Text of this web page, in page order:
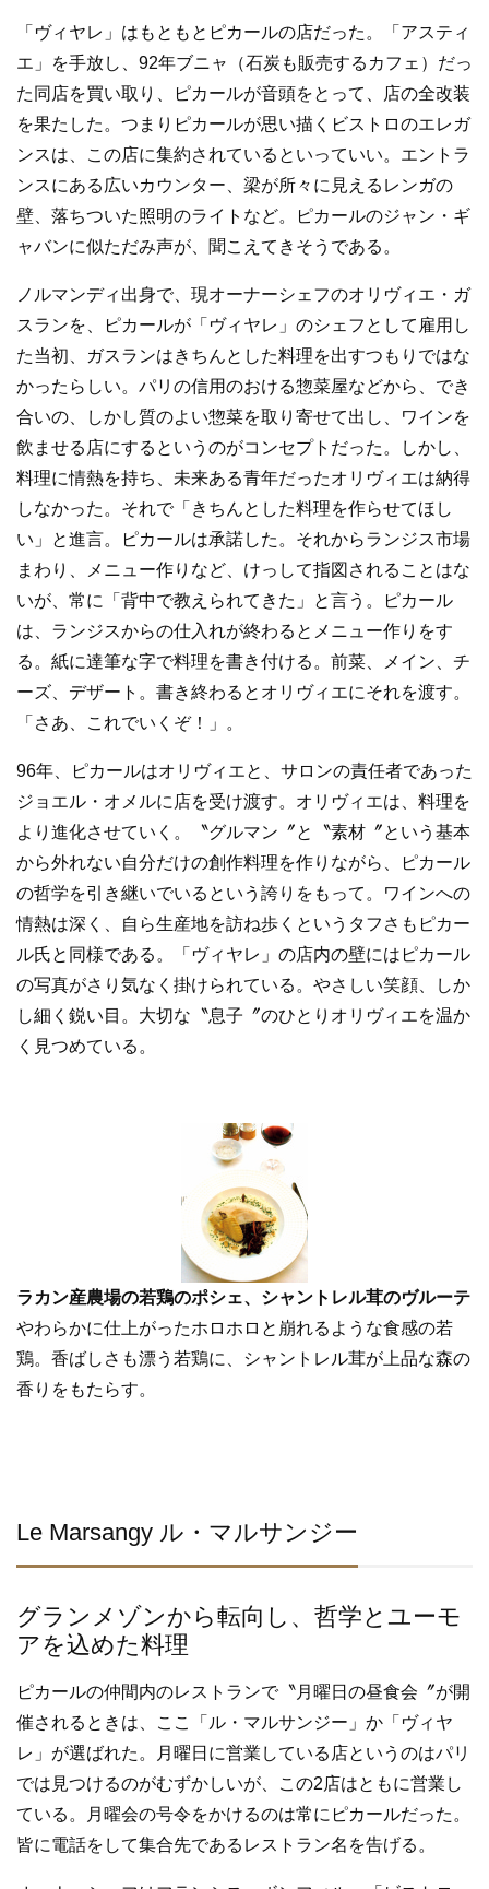
「ヴィヤレ」はもともとピカールの店だった。「アスティ
エ」を手放し、92年ブニャ（石炭も販売するカフェ）だっ
た同店を買い取り、ピカールが音頭をとって、店の全改装
を果たした。つまりピカールが思い描くビストロのエレガ
ンスは、この店に集約されているといっていい。エントラ
ンスにある広いカウンター、梁が所々に見えるレンガの
壁、落ちついた照明のライトなど。ピカールのジャン・ギ
ャバンに似ただみ声が、聞こえてきそうである。
ノルマンディ出身で、現オーナーシェフのオリヴィエ・ガ
スランを、ピカールが「ヴィヤレ」のシェフとして雇用し
た当初、ガスランはきちんとした料理を出すつもりではな
かったらしい。パリの信用のおける惣菜屋などから、でき
合いの、しかし質のよい惣菜を取り寄せて出し、ワインを
飲ませる店にするというのがコンセプトだった。しかし、
料理に情熱を持ち、未来ある青年だったオリヴィエは納得
しなかった。それで「きちんとした料理を作らせてほし
い」と進言。ピカールは承諾した。それからランジス市場
まわり、メニュー作りなど、けっして指図されることはな
いが、常に「背中で教えられてきた」と言う。ピカール
は、ランジスからの仕入れが終わるとメニュー作りをす
る。紙に達筆な字で料理を書き付ける。前菜、メイン、チ
ーズ、デザート。書き終わるとオリヴィエにそれを渡す。
「さあ、これでいくぞ！」。
96年、ピカールはオリヴィエと、サロンの責任者であった
ジョエル・オメルに店を受け渡す。オリヴィエは、料理を
より進化させていく。〝グルマン〞と〝素材〞という基本
から外れない自分だけの創作料理を作りながら、ピカール
の哲学を引き継いでいるという誇りをもって。ワインへの
情熱は深く、自ら生産地を訪ね歩くというタフさもピカー
ル氏と同様である。「ヴィヤレ」の店内の壁にはピカール
の写真がさり気なく掛けられている。やさしい笑顔、しか
し細く鋭い目。大切な〝息子〞のひとりオリヴィエを温か
く見つめている。
ラカン産農場の若鶏のポシェ、シャントレル茸のヴルーテ
やわらかに仕上がったホロホロと崩れるような食感の若
鶏。香ばしさも漂う若鶏に、シャントレル茸が上品な森の
香りをもたらす。
Le Marsangy ル・マルサンジー
グランメゾンから転向し、哲学とユーモ
アを込めた料理
ピカールの仲間内のレストランで〝月曜日の昼食会〞が開
催されるときは、ここ「ル・マルサンジー」か「ヴィヤ
レ」が選ばれた。月曜日に営業している店というのはパリ
では見つけるのがむずかしいが、この2店はともに営業し
ている。月曜会の号令をかけるのは常にピカールだった。
皆に電話をして集合先であるレストラン名を告げる。